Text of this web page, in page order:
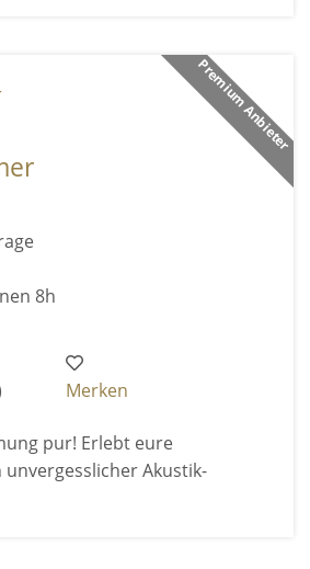
Premium Anbieter
8h
Merken
pur! Erlebt eure
Akustik-